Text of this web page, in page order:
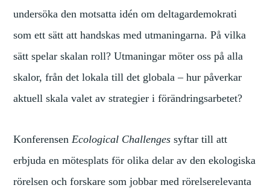
undersöka den motsatta idén om deltagardemokrati
som ett sätt att handskas med utmaningarna. På vilka
sätt spelar skalan roll? Utmaningar möter oss på alla
skalor, från det lokala till det globala – hur påverkar
aktuell skala valet av strategier i förändringsarbetet?
Konferensen Ecological Challenges syftar till att
erbjuda en mötesplats för olika delar av den ekologiska
rörelsen och forskare som jobbar med rörelserelevanta